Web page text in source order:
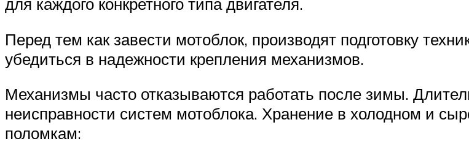
Перед тем как завести мотоблок, производят подготовку
убедиться в надежности крепления механизмов.
Механизмы часто отказываются работать после зимы.
неисправности систем мотоблока. Хранение в холодном и
поломкам: